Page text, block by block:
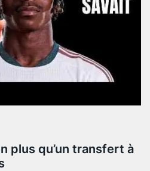
plus qu’un transfert à